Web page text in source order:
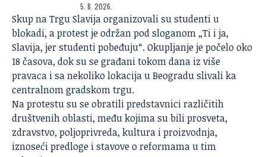
5. 8. 2026.
Skup na Trgu Slavija organizovali su studenti u
blokadi, a protest je održan pod sloganom „Ti i ja,
Slavija, jer studenti pobeđuju“. Okupljanje je počelo oko
18 časova, dok su se građani tokom dana iz više
pravaca i sa nekoliko lokacija u Beogradu slivali ka
centralnom gradskom trgu.
Na protestu su se obratili predstavnici različitih
društvenih oblasti, među kojima su bili prosveta,
zdravstvo, poljoprivreda, kultura i proizvodnja,
iznoseći predloge i stavove o reformama u tim